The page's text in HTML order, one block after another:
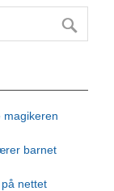
magikeren
barnet
nettet